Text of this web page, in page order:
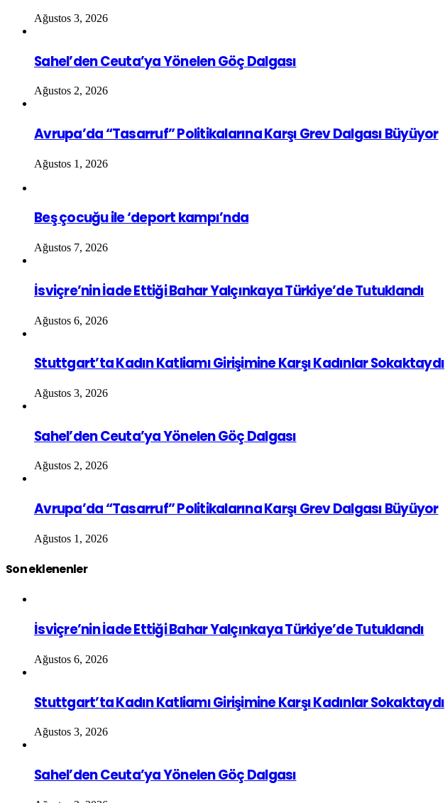
Ağustos 3, 2026
Sahel’den Ceuta’ya Yönelen Göç Dalgası
Ağustos 2, 2026
Avrupa’da “Tasarruf” Politikalarına Karşı Grev Dalgası Büyüyor
Ağustos 1, 2026
Beş çocuğu ile ‘deport kampı’nda
Ağustos 7, 2026
İsviçre’nin İade Ettiği Bahar Yalçınkaya Türkiye’de Tutuklandı
Ağustos 6, 2026
Stuttgart’ta Kadın Katliamı Girişimine Karşı Kadınlar Sokaktaydı
Ağustos 3, 2026
Sahel’den Ceuta’ya Yönelen Göç Dalgası
Ağustos 2, 2026
Avrupa’da “Tasarruf” Politikalarına Karşı Grev Dalgası Büyüyor
Ağustos 1, 2026
Son eklenenler
İsviçre’nin İade Ettiği Bahar Yalçınkaya Türkiye’de Tutuklandı
Ağustos 6, 2026
Stuttgart’ta Kadın Katliamı Girişimine Karşı Kadınlar Sokaktaydı
Ağustos 3, 2026
Sahel’den Ceuta’ya Yönelen Göç Dalgası